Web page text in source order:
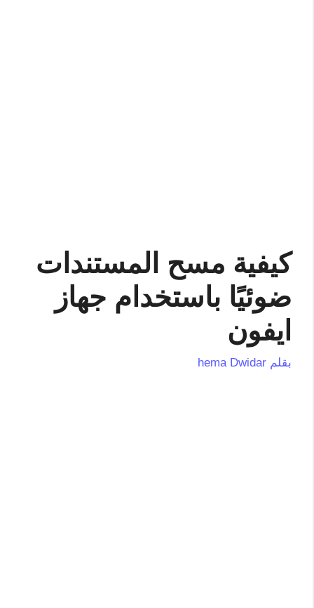
كيفية مسح المستندات
ضوئيًا باستخدام جهاز
ايفون
بقلم hema Dwidar